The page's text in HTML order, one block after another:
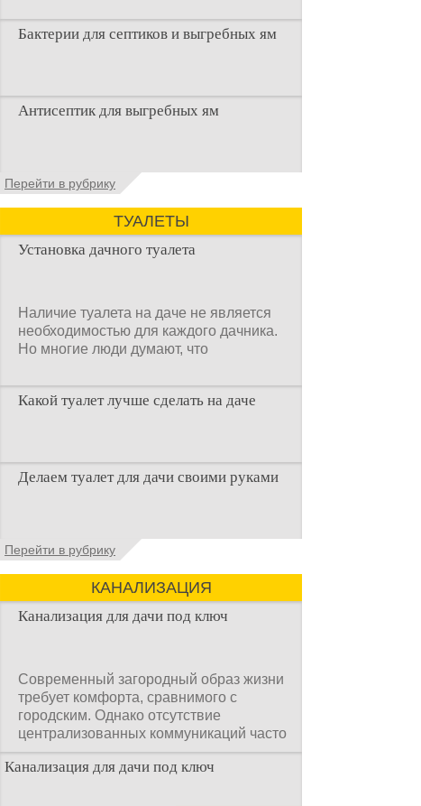
Бактерии для септиков и выгребных ям
Очистка канализационного стока или
выгребной ямой всегда являлась не
Антисептик для выгребных ям
Общие сведения об антисептиках
Антисептик для выгребных ям – это
специальные препараты, которые
Перейти в рубрику
ТУАЛЕТЫ
Установка дачного туалета
Наличие туалета на даче не является
необходимостью для каждого дачника.
Но многие люди думают, что
Какой туалет лучше сделать на даче
Когда люди долгое время прибывают на
дачном участке, то им приходится
Делаем туалет для дачи своими руками
Туалеты для дачи – это устройства, с
которых начинается благоустройство
дачного участка, частного
Перейти в рубрику
КАНАЛИЗАЦИЯ
Канализация для дачи под ключ
Современный загородный образ жизни
требует комфорта, сравнимого с
городским. Однако отсутствие
централизованных коммуникаций часто
становится главным препятствием.
Многие владельцы ошибочно полагают,
Канализация для дачи под ключ